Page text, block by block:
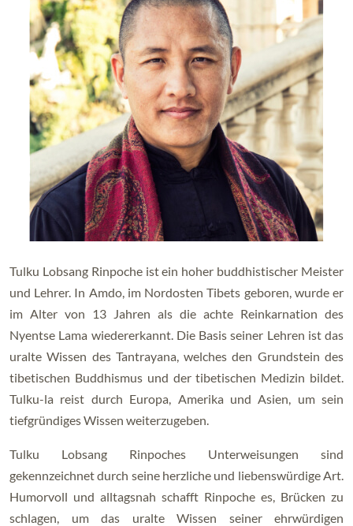
Tulku Lobsang Rinpoche ist ein hoher buddhistischer Meister
und Lehrer. In Amdo, im Nordosten Tibets geboren, wurde er
im Alter von 13 Jahren als die achte Reinkarnation des
Nyentse Lama wiedererkannt. Die Basis seiner Lehren ist das
uralte Wissen des Tantrayana, welches den Grundstein des
tibetischen Buddhismus und der tibetischen Medizin bildet.
Tulku-la reist durch Europa, Amerika und Asien, um sein
tiefgründiges Wissen weiterzugeben.
Tulku Lobsang Rinpoches Unterweisungen sind
gekennzeichnet durch seine herzliche und liebenswürdige Art.
Humorvoll und alltagsnah schafft Rinpoche es, Brücken zu
schlagen, um das uralte Wissen seiner ehrwürdigen